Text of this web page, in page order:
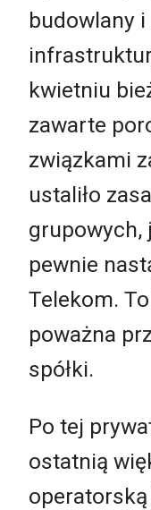
budowlany
kwietniu
zawarte
związkami
ustaliło
grupowych,
pewnie
Telekom.
poważna
spółki.
Po tej
ostatnią